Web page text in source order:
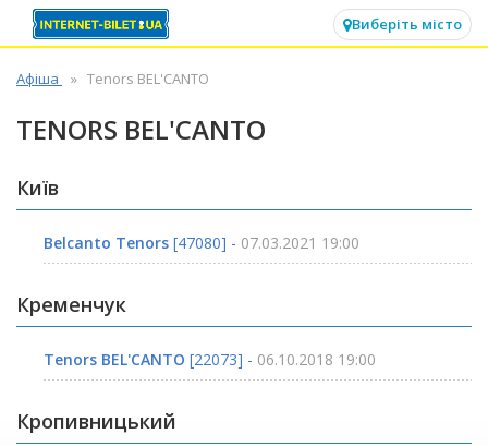
Виберіть місто
Афіша Tenors BEL'CANTO
TENORS BEL'CANTO
Київ
Belcanto Tenors [47080] - 07.03.2021 19:00
Кременчук
Tenors BEL'CANTO [22073] - 06.10.2018 19:00
Кропивницький